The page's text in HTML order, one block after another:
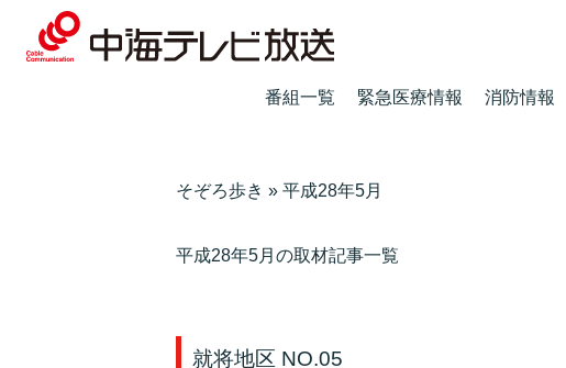
番組一覧 緊急医療情報 消防情報
そぞろ歩き » 平成28年5月
平成28年5月の取材記事一覧
就将地区 NO.05